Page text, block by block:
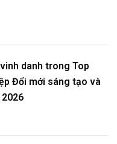
danh trong Top
Đổi mới sáng tạo và